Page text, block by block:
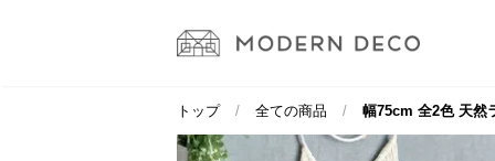
トップ 全ての商品 幅75cm 全2色 天然